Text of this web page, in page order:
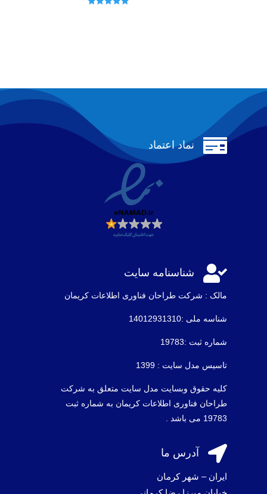
 نماد اعتماد
 شناسنامه سایت
مالک : شرکت طراحان فناوری اطلاعات كريمان
شناسه ملی :14012931310
شماره ثبت :19783
تاسیس مدل سایت : 1399
کلیه حقوق وبسایت مدل سایت متعلق به شرکت
طراحان فناوری اطلاعات کریمان به شماره ثبت
19783 می باشد .
 آدرس ما
ایران – شهر کرمان